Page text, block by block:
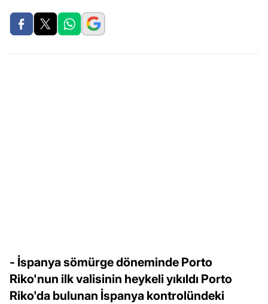
- İspanya sömürge döneminde Porto
Riko'nun ilk valisinin heykeli yıkıldı Porto
Riko'da bulunan İspanya kontrolündeki